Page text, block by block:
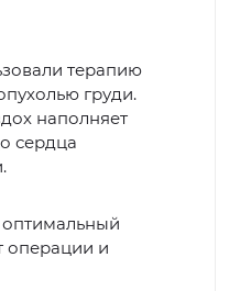
терапию
груди.
наполняет
сердца
оптимальный
операции и